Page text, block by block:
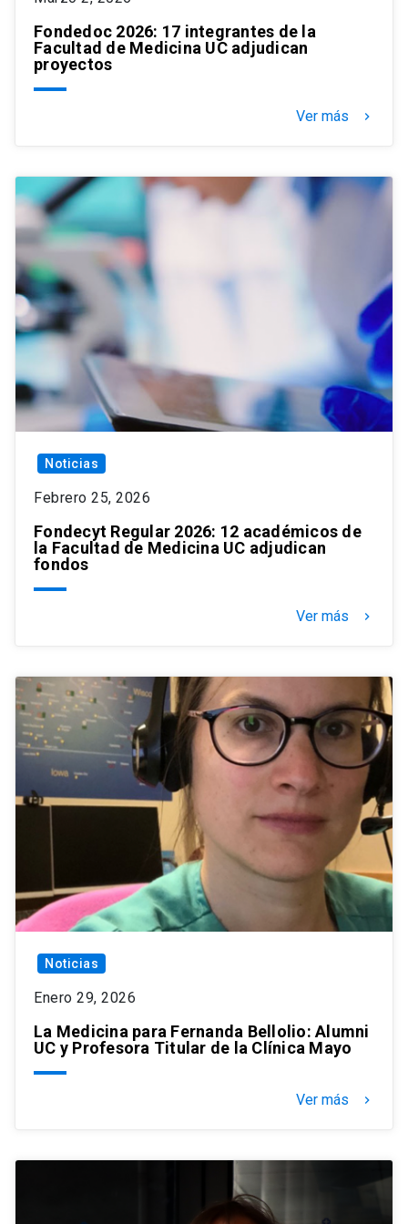
Fondedoc 2026: 17 integrantes de la
Facultad de Medicina UC adjudican
proyectos
Ver más keyboard_arrow_right
Noticias
Febrero 25, 2026
Fondecyt Regular 2026: 12 académicos de
la Facultad de Medicina UC adjudican
fondos
Ver más keyboard_arrow_right
Noticias
Enero 29, 2026
La Medicina para Fernanda Bellolio: Alumni
UC y Profesora Titular de la Clínica Mayo
Ver más keyboard_arrow_right